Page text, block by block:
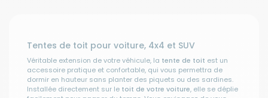
Tentes de toit pour voiture, 4x4 et SUV
Véritable extension de votre véhicule, la tente de toit est un
accessoire pratique et confortable, qui vous permettra de
dormir en hauteur sans planter des piquets ou des sardines.
Installée directement sur le toit de votre voiture, elle se déplie